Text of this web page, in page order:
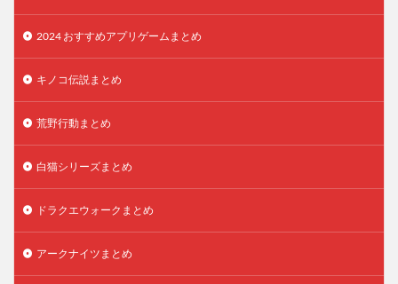
2024 おすすめアプリゲームまとめ
キノコ伝説まとめ
荒野行動まとめ
白猫シリーズまとめ
ドラクエウォークまとめ
アークナイツまとめ